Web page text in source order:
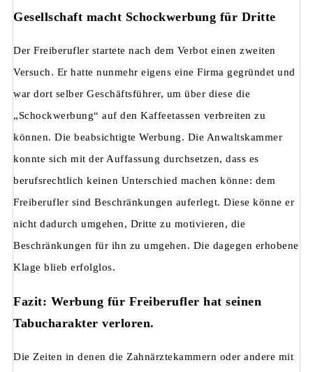
Gesellschaft macht Schockwerbung für Dritte
Der Freiberufler startete nach dem Verbot einen zweiten
Versuch. Er hatte nunmehr eigens eine Firma gegründet und
war dort selber Geschäftsführer, um über diese die
„Schockwerbung“ auf den Kaffeetassen verbreiten zu
können. Die beabsichtigte Werbung. Die Anwaltskammer
konnte sich mit der Auffassung durchsetzen, dass es
berufsrechtlich keinen Unterschied machen könne: dem
Freiberufler sind Beschränkungen auferlegt. Diese könne er
nicht dadurch umgehen, Dritte zu motivieren, die
Beschränkungen für ihn zu umgehen. Die dagegen erhobene
Klage blieb erfolglos.
Fazit: Werbung für Freiberufler hat seinen
Tabucharakter verloren.
Die Zeiten in denen die Zahnärztekammern oder andere mit